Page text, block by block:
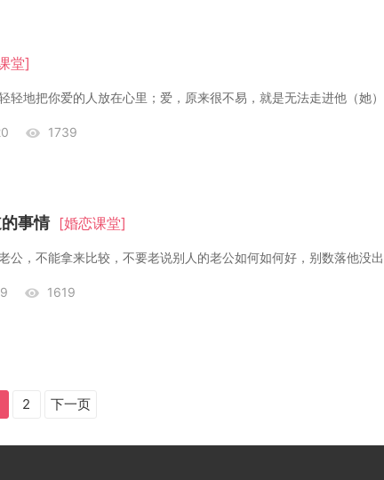
堂]
1739
事情 [婚恋课堂]
1619
2 下一页